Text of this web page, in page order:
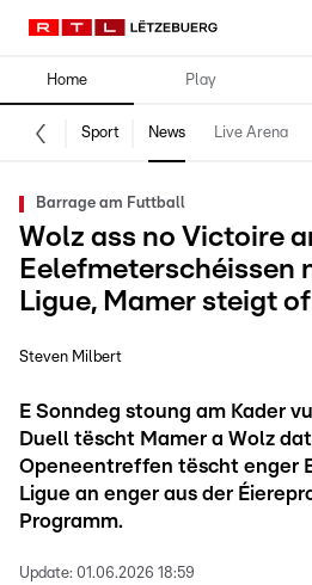
Home Play
Sport News Live Arena
Barrage am Futtball
Wolz ass no Victoire
Eelefmeterschéissen
Ligue, Mamer steigt of
Steven Milbert
E Sonndeg stoung am Kader
Duell tëscht Mamer a Wolz
Openeentreffen tëscht enger
Ligue an enger aus der
Programm.
Update: 01.06.2026 18:59